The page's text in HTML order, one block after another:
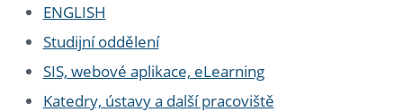
ENGLISH
Studijní oddělení
SIS, webové aplikace, eLearning
Katedry, ústavy a další pracoviště